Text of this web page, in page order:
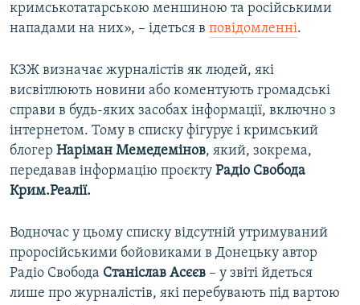
кримськотатарською меншиною та російськими
нападами на них», – ідеться в повідомленні.
КЗЖ визначає журналістів як людей, які
висвітлюють новини або коментують громадські
справи в будь-яких засобах інформації, включно з
інтернетом. Тому в списку фігурує і кримський
блогер Наріман Мемедемінов, який, зокрема,
передавав інформацію проєкту Радіо Свобода
Крим.Реалії.
Водночас у цьому списку відсутній утримуваний
проросійськими бойовиками в Донецьку автор
Радіо Свобода Станіслав Асєєв – у звіті йдеться
лише про журналістів, які перебувають під вартою